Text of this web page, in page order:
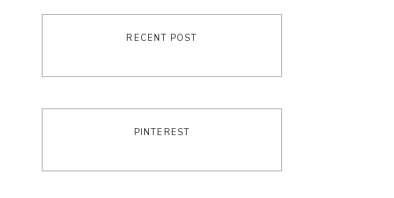
RECENT POST
PINTEREST